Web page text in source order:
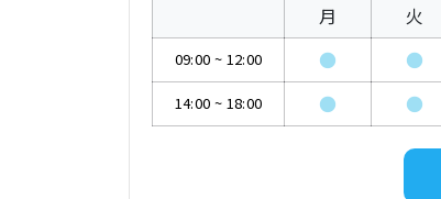
月 火
09:00 ~ 12:00 ● ●
14:00 ~ 18:00 ● ●